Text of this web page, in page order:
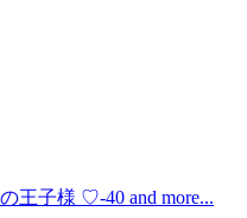
王子様 ♡-40 and more...